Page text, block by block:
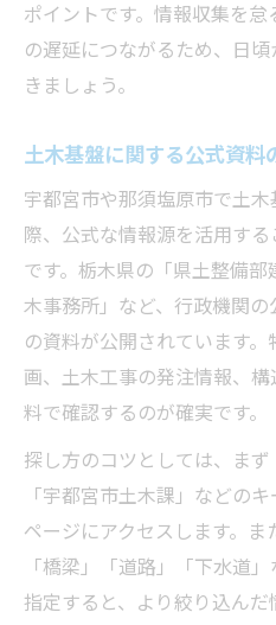
ポイントです。情報収集を怠
の遅延につながるため、日
きましょう。
土木基盤に関する公式資料
宇都宮市や那須塩原市で土
際、公式な情報源を活用す
です。栃木県の「県土整備
木事務所」など、行政機関の
の資料が公開されています
画、土木工事の発注情報、
料で確認するのが確実です。
探し方のコツとしては、ま
「宇都宮市土木課」などの
ページにアクセスします。ま
「橋梁」「道路」「下水道
指定すると、より絞り込ん